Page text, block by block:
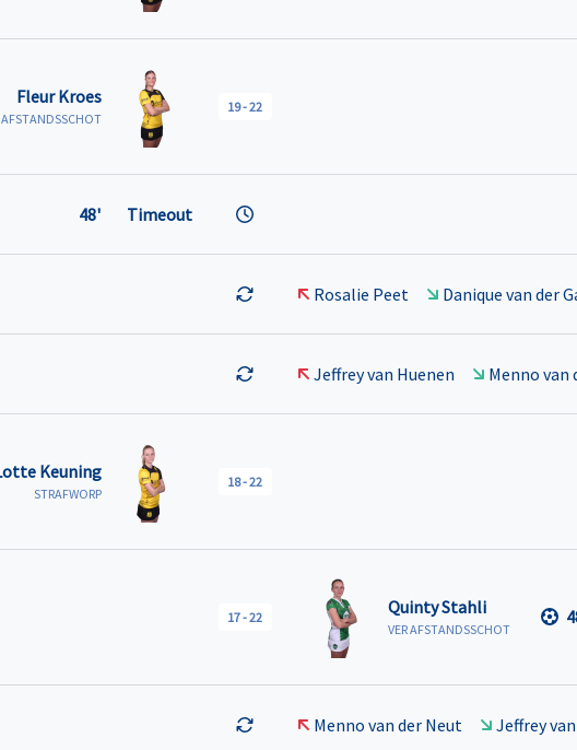
Fleur Kroes
AFSTANDSSCHOT
19-22
Timeout
48'
Rosalie Peet Danique van der
Jeffrey van Huenen Menno van
Keuning
STRAFWORP
18-22
17-22 Quinty Stahli
VER AFSTANDSSCHOT
Menno van der Neut Jeffrey